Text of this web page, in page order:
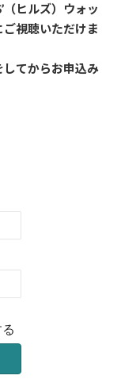
（ヒルズ）ウォッ
ご視聴いただけま
てからお申込み